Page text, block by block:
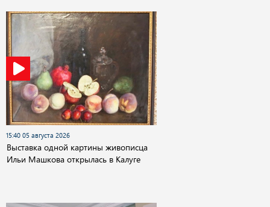
15:40 05 августа 2026
Выставка одной картины живописца
Ильи Машкова открылась в Калуге